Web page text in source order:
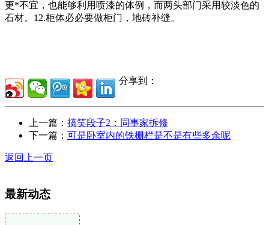
更*不宜，也能够利用喷漆的体例，而两头部门采用较淡色的
石材。12.柜体必必要做柜门，地砖补缝。
分享到：
上一篇： 搞笑段子2：同事家拆修
下一篇： 可是卧室内的铁栅栏是不是有些多余呢
返回上一页
最新动态